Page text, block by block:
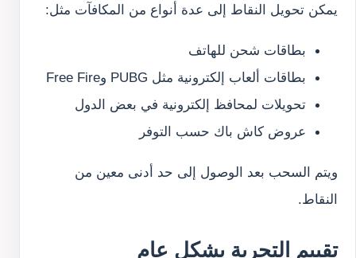
يمكن تحويل النقاط إلى عدة أنواع من المكافآت مثل:
بطاقات شحن للهاتف
بطاقات ألعاب إلكترونية مثل PUBG وFree Fire
تحويلات لمحافظ إلكترونية في بعض الدول
عروض كاش باك حسب التوفر
ويتم السحب بعد الوصول إلى حد أدنى معين من
النقاط.
تقييم التجربة بشكل عام